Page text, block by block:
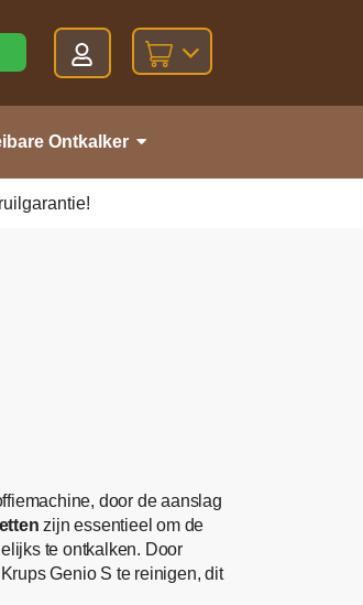
Ontkalker
door de aanslag
zijn essentieel om de
te ontkalken. Door
Genio S te reinigen, dit